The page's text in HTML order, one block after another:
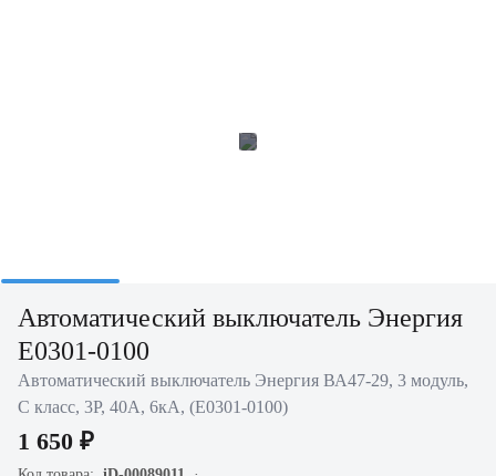
Автоматический выключатель Энергия
Е0301-0100
Автоматический выключатель Энергия ВА47-29, 3 модуль,
C класс, 3P, 40А, 6кА, (Е0301-0100)
1 650 ₽